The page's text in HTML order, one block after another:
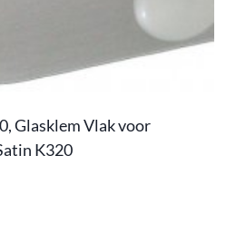
Glasklem Vlak voor
K320